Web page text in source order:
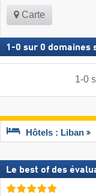
Carte
1 -0 sur 0 domaines
1-0
Hôtels : Liban
Le best of des